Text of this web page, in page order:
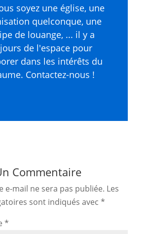
soyez une église, une
quelconque, une
de louange, ... il y a
de l'espace pour
dans les intérêts du
Contactez-nous !
Commentaire
e-mail ne sera pas publiée. Les
sont indiqués avec *
*